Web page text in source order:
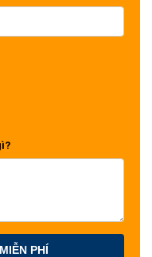
PHÍ